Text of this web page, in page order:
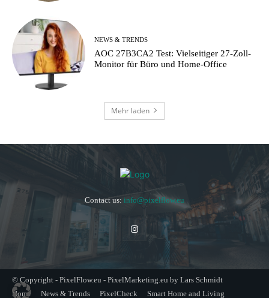
NEWS & TRENDS
AOC 27B3CA2 Test: Vielseitiger 27-Zoll-
Monitor für Büro und Home-Office
Mehr laden
Contact us: info@pixelflow.eu
© Copyright - PixelFlow.eu - PixelMarketing.eu by Lars Schmidt
Home
News & Trends PixelCheck
Smart Home and Living